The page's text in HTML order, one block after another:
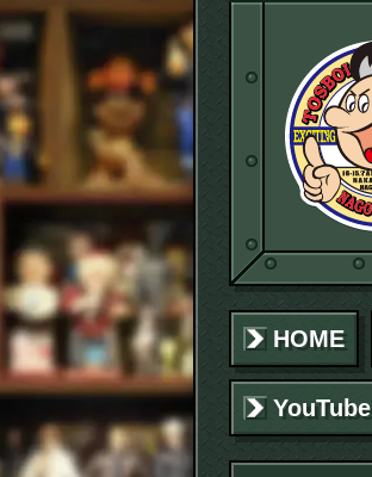
HOME
YouTube